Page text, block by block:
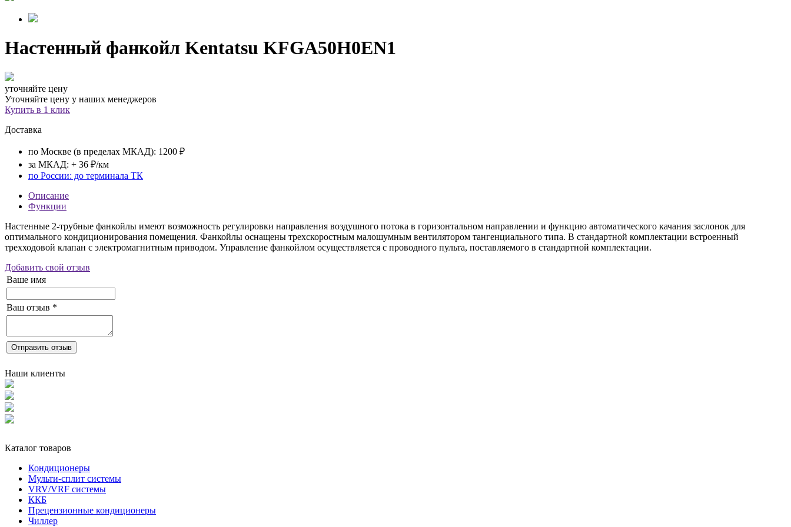
Настенный фанкойл Kentatsu KFGA50H0EN1
уточняйте цену
Уточняйте цену у наших менеджеров
Купить в 1 клик
Доставка
по Москве (в пределах МКАД): 1200 ₽
за МКАД: + 36 ₽/км
по России: до терминала ТК
Описание
Функции
Настенные 2-трубные фанкойлы имеют возможность регулировки направления воздушного потока в горизонтальном направлении и функцию автоматического качания заслонок для
оптимального кондиционирования помещения. Фанкойлы оснащены трехскоростным малошумным вентилятором тангенциального типа. В стандартной комплектации встроенный
трехходовой клапан с электромагнитным приводом. Управление фанкойлом осуществляется с проводного пульта, поставляемого в стандартной комплектации.
Добавить свой отзыв
Ваше имя
Ваш отзыв *
Отправить отзыв
Наши клиенты
Каталог товаров
Кондиционеры
Мульти-сплит системы
VRV/VRF системы
ККБ
Прецензионные кондиционеры
Чиллер